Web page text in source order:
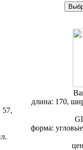
57,
длина: 170,
форма: